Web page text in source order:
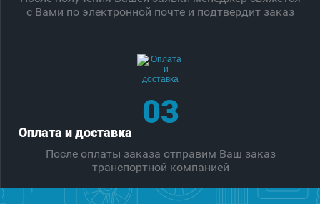
с Вами по электронной почте и подтвердит заказ
03
Оплата и доставка
После оплаты заказа отправим Ваш заказ
транспортной компанией